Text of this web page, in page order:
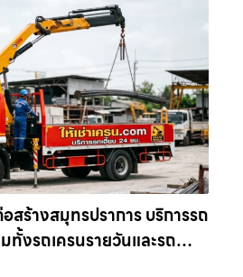
สร้างสมุทรปราการ บริการรถ
ทั้งรถเครนรายวันและรถ